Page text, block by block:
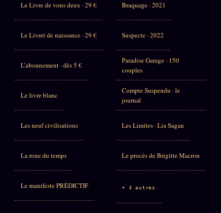
Le Livre de vous deux · 29 €
Le Livret de naissance · 29 €
L’abonnement · dès 5 €
Le livre blanc
Les neuf civilisations
La roue du temps
Le manifeste PRÉDICTIF
Braquage · 2021
Suspecte · 2022
Paradise Garage · 150
couples
Compte Suspendu · le
journal
Les Limites · Lia Sagan
Le procès de Brigitte Macron
+ 3 autres